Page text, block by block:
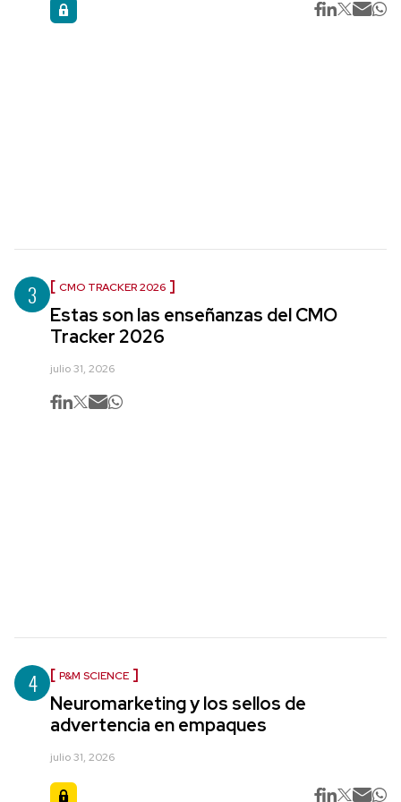
3 CMO TRACKER 2026
Estas son las enseñanzas del CMO
Tracker 2026
julio 31, 2026
4 P&M SCIENCE
Neuromarketing y los sellos de
advertencia en empaques
julio 31, 2026